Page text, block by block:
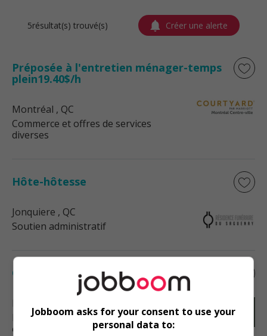
5résultat(s) trouvé(s) Créer une alerte
Préposée à l'entretien ménager-temps
plein19.40$/h
Montréal , QC
Commerce et offres de services
diverses
Hôte-hôtesse
Jonquiere , QC
Soutien administratif
Cuisinier
Restauration, hôtellerie, tourisme
et loisirs
Jobboom asks for your consent to use your
personal data to: